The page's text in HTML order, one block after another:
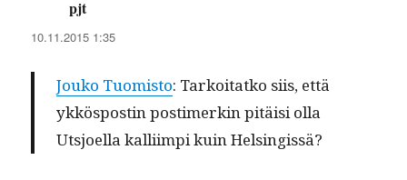
pjtsanoo:
10.11.2015 1:35
Jouko Tuomis­to: Tarkoi­tatko siis, että
ykkös­postin pos­timerkin pitäisi olla
Utsjoel­la kalli­impi kuin Helsingissä?